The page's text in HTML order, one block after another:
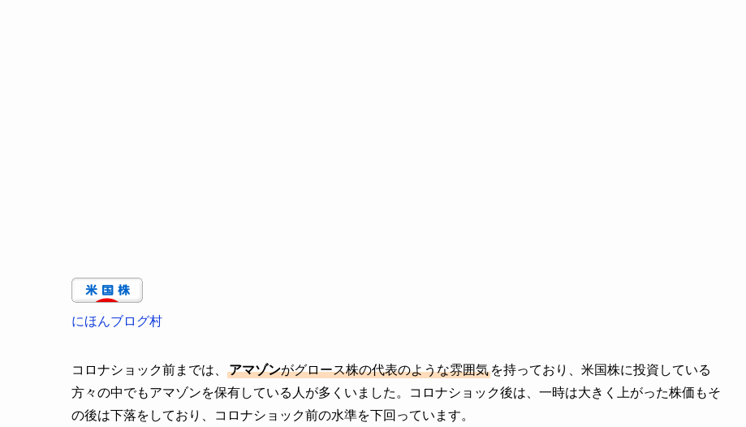
にほんブログ村
コロナショック前までは、 アマゾンがグロース株の代表のような雰囲気 を持っており、米国株に投資している
方々の中でもアマゾンを保有している人が多くいました。コロナショック後は、一時は大きく上がった株価もそ
の後は下落をしており、コロナショック前の水準を下回っています。